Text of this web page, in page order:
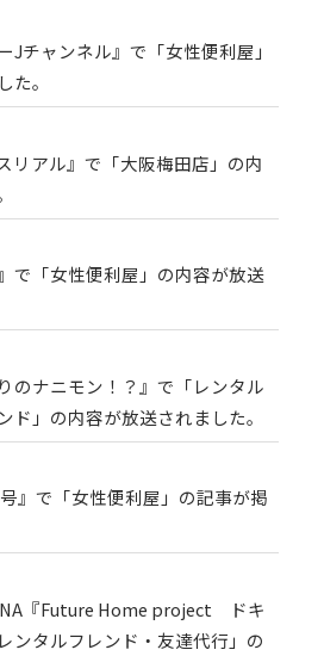
Jチャンネル』で「女性便利屋」
。
リアル』で「大阪梅田店」の内
で「女性便利屋」の内容が放送
のナニモン！？』で「レンタル
ド」の内容が放送されました。
』で「女性便利屋」の記事が掲
『Future Home project ドキ
ンタルフレンド・友達代行」の